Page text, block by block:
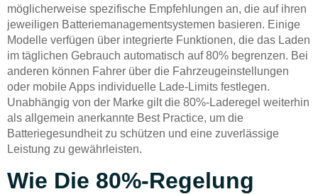
möglicherweise spezifische Empfehlungen an, die auf ihren
jeweiligen Batteriemanagementsystemen basieren. Einige
Modelle verfügen über integrierte Funktionen, die das Laden
im täglichen Gebrauch automatisch auf 80% begrenzen. Bei
anderen können Fahrer über die Fahrzeugeinstellungen
oder mobile Apps individuelle Lade-Limits festlegen.
Unabhängig von der Marke gilt die 80%-Laderegel weiterhin
als allgemein anerkannte Best Practice, um die
Batteriegesundheit zu schützen und eine zuverlässige
Leistung zu gewährleisten.
Wie Die 80%-Regelung